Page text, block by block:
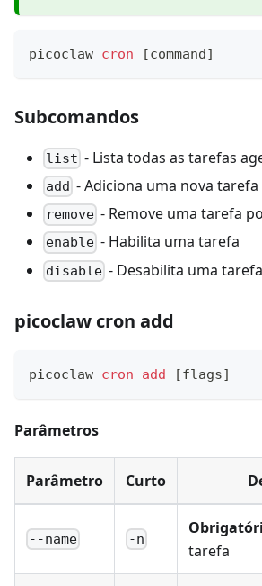
picoclaw cron [command]
Subcomandos
list - Lista todas as tarefas
add - Adiciona uma nova tarefa
remove - Remove uma tarefa
enable - Habilita uma tarefa
disable - Desabilita uma tarefa
picoclaw cron add
picoclaw cron add [flags]
Parâmetros
Parâmetro Curto
--name -n
tarefa